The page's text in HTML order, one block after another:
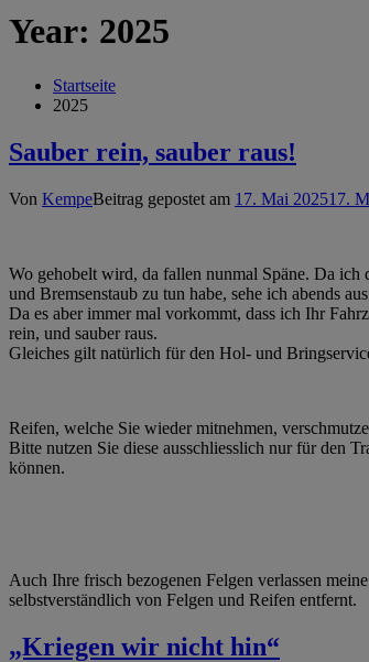
Year: 2025
Startseite
2025
Sauber rein, sauber raus!
Von KempeBeitrag gepostet am 17. Mai 202517.
Wo gehobelt wird, da fallen nunmal Späne. Da ich
und Bremsenstaub zu tun habe, sehe ich abends
Da es aber immer mal vorkommt, dass ich Ihr
rein, und sauber raus.
Gleiches gilt natürlich für den Hol- und
Reifen, welche Sie wieder mitnehmen,
Bitte nutzen Sie diese ausschliesslich nur für den
können.
Auch Ihre frisch bezogenen Felgen verlassen
selbstverständlich von Felgen und Reifen entfernt.
„Kriegen wir nicht hin“